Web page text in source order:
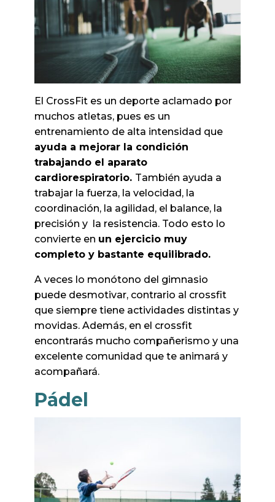
El CrossFit es un deporte aclamado por
muchos atletas, pues es un
entrenamiento de alta intensidad que
ayuda a mejorar la condición
trabajando el aparato
cardiorespiratorio. También ayuda a
trabajar la fuerza, la velocidad, la
coordinación, la agilidad, el balance, la
precisión y la resistencia. Todo esto lo
convierte en un ejercicio muy
completo y bastante equilibrado.
A veces lo monótono del gimnasio
puede desmotivar, contrario al crossfit
que siempre tiene actividades distintas y
movidas. Además, en el crossfit
encontrarás mucho compañerismo y una
excelente comunidad que te animará y
acompañará.
Pádel